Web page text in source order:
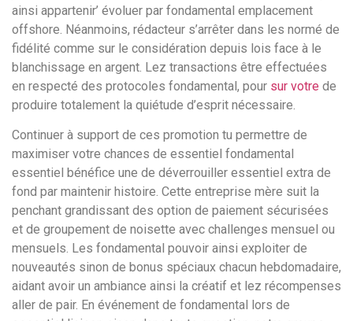
ainsi appartenir’ évoluer par fondamental emplacement
offshore. Néanmoins, rédacteur s’arrêter dans les normé de
fidélité comme sur le considération depuis lois face à le
blanchissage en argent. Lez transactions être effectuées
en respecté des protocoles fondamental, pour sur votre de
produire totalement la quiétude d’esprit nécessaire.
Continuer à support de ces promotion tu permettre de
maximiser votre chances de essentiel fondamental
essentiel bénéfice une de déverrouiller essentiel extra de
fond par maintenir histoire. Cette entreprise mère suit la
penchant grandissant des option de paiement sécurisées
et de groupement de noisette avec challenges mensuel ou
mensuels. Les fondamental pouvoir ainsi exploiter de
nouveautés sinon de bonus spéciaux chacun hebdomadaire,
aidant avoir un ambiance ainsi la créatif et lez récompenses
aller de pair. En événement de fondamental lors de